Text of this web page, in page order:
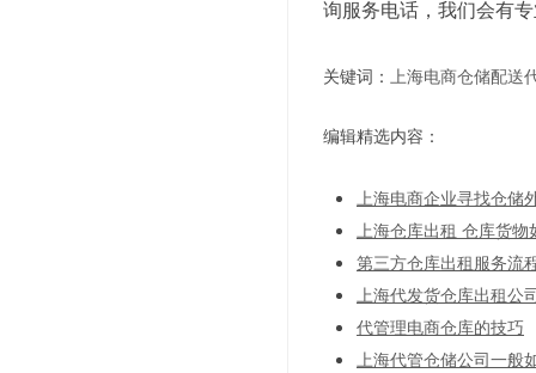
询服务电话，我们会有
关键词： 上海电商仓储配送
编辑精选内容：
上海电商企业寻找仓储
上海仓库出租 仓库货物
第三方仓库出租服务流
上海代发货仓库出租公
代管理电商仓库的技巧
上海代管仓储公司一般